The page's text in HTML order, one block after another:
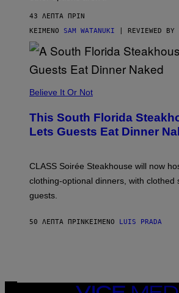
N
T
T
E
P
P
E
A
T
C
T
A
4
43 ΛΕΠΤΆ ΠΡΙΝ
ΚΕΊΜΕΝΟ SAM WATANUKI | REVIEWED BY
Believe It Or Not
This South Florida
Lets Guests Eat Dinner
CLASS Soirée Steakhouse will now
clothing-optional dinners, with clothed
guests.
50 ΛΕΠΤΆ ΠΡΙΝΚΕΊΜΕΝΟ LUIS PRADA
VICE